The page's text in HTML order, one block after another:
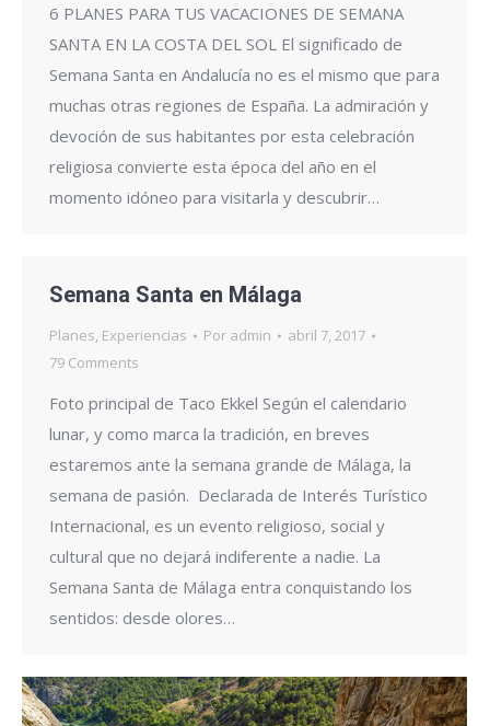
6 PLANES PARA TUS VACACIONES DE SEMANA
SANTA EN LA COSTA DEL SOL El significado de
Semana Santa en Andalucía no es el mismo que para
muchas otras regiones de España. La admiración y
devoción de sus habitantes por esta celebración
religiosa convierte esta época del año en el
momento idóneo para visitarla y descubrir…
Semana Santa en Málaga
Planes, Experiencias Por admin
abril 7, 2017
79 Comments
Foto principal de Taco Ekkel Según el calendario
lunar, y como marca la tradición, en breves
estaremos ante la semana grande de Málaga, la
semana de pasión. Declarada de Interés Turístico
Internacional, es un evento religioso, social y
cultural que no dejará indiferente a nadie. La
Semana Santa de Málaga entra conquistando los
sentidos: desde olores…